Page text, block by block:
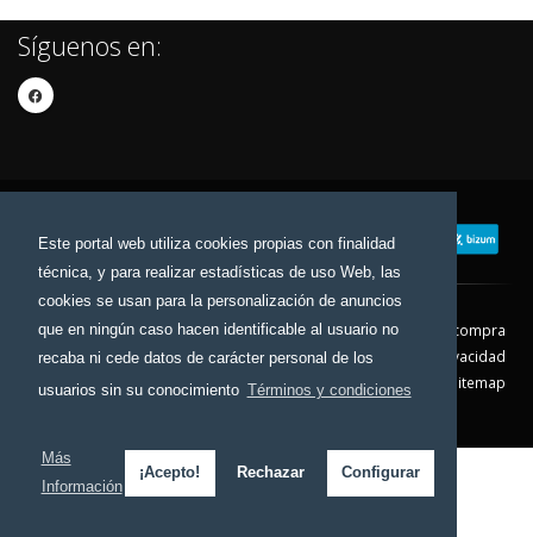
Este portal web utiliza cookies propias con finalidad
técnica, y para realizar estadísticas de uso Web, las
cookies se usan para la personalización de anuncios
que en ningún caso hacen identificable al usuario no
recaba ni cede datos de carácter personal de los
usuarios sin su conocimiento Términos y condiciones
Más
Información
¡Acepto! Rechazar Configurar
Síguenos en:
Contacto Aviso Legal
Condiciones de compra
Política de envíos
Política de devolución
Política de Privacidad
Política de Cookies
Sitemap